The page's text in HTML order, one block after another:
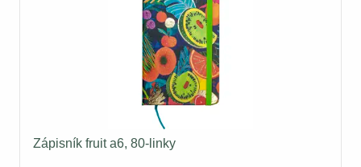
Zápisník fruit a6, 80-linky